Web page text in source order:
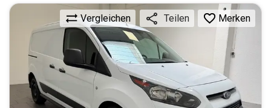
Vergleichen Teilen Merken